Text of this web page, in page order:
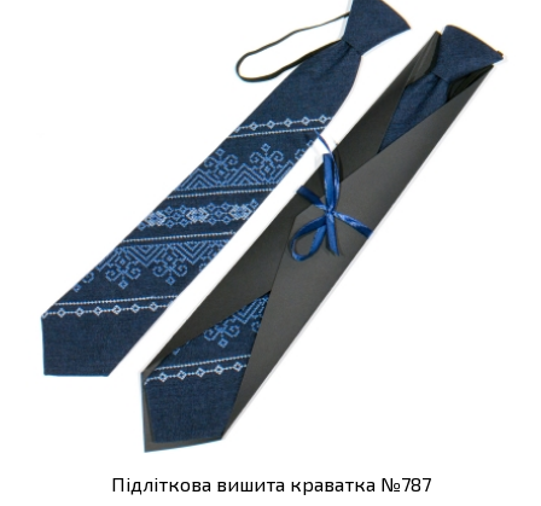
Підліткова вишита краватка №787